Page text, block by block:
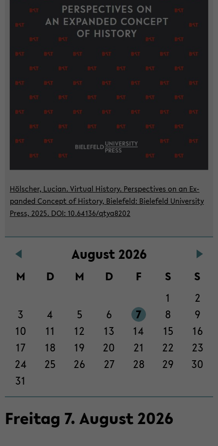
Höl­scher, Lu­ci­an. Vir­tu­al His­to­ry. Per­spec­ti­ves on an Ex­
pan­ded Con­cept of His­to­ry, Bie­le­feld: Bie­le­feld Uni­ver­si­ty
Press, 2025. DOI: 10.64136/qtya8202
Au­gust 2026
M D M D F S
S
1
2
3
4 5 6 7 8
9
10
11 12 13 14 15
16
17
18 19 20 21 22
23
24
25 26 27 28 29
30
31
Frei­tag 7. Au­gust2026